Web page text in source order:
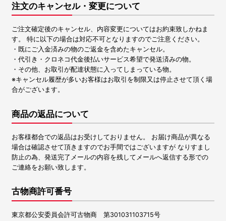
注文のキャンセル・変更について
ご注文確定後のキャンセル、内容変更についてはお約束致しかねま
す。 特に以下の場合は対応不可となりますのでご注意ください。
・既にご入金済みの物のご返金を含めたキャンセル。
・代引き・クロネコ代金後払いサービス希望で発送済みの物。
・その他、お取引が配達状態に入ってしまっている物。
※キャンセル履歴が多いお客様はお取引を制限又は停止させて頂く場
合がございます。
商品の返品について
お客様都合での返品はお受けしておりません。 お届け商品が異なる
場合は確認させて頂きますのでお手間ではございますが なりすまし
防止の為、発送完了メールの内容を残してメールへ返信する形での
ご連絡をお願い致します。
古物商許可番号
東京都公安委員会許可古物商 第301031103715号